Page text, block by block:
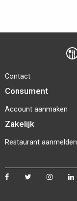
Contact
Consument
Account aanmaken
Zakelijk
Restaurant aanmelden